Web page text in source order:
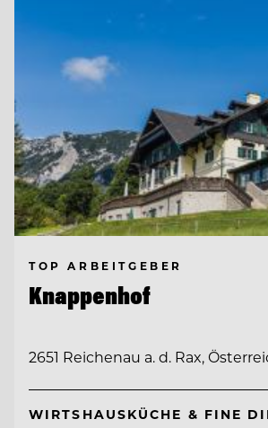
TOP ARBEITGEBER
Knappenhof
2651 Reichenau a. d. Rax,
WIRTSHAUSKÜCHE & FINE